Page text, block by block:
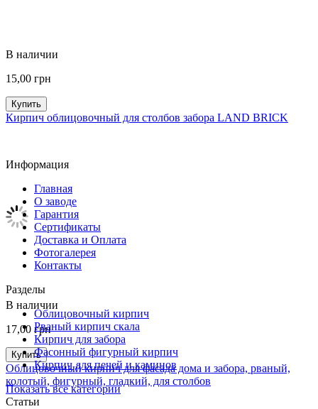
В наличии
15,00 грн
Купить
Кирпич облицовочный для столбов забора LAND BRICK
В наличии
17,00 грн
Купить
Облицовочный кирпич для фасада дома и забора, рваный,
колотый, фигурный, гладкий, для столбов
Информация
Главная
О заводе
Гарантия
Сертификаты
Доставка и Оплата
Фотогалерея
Контакты
Разделы
Облицовочный кирпич
Рваный кирпич скала
Кирпич для забора
Фасонный фигурный кирпич
Кирпич для печей и каминов
Показать все категории
Статьи